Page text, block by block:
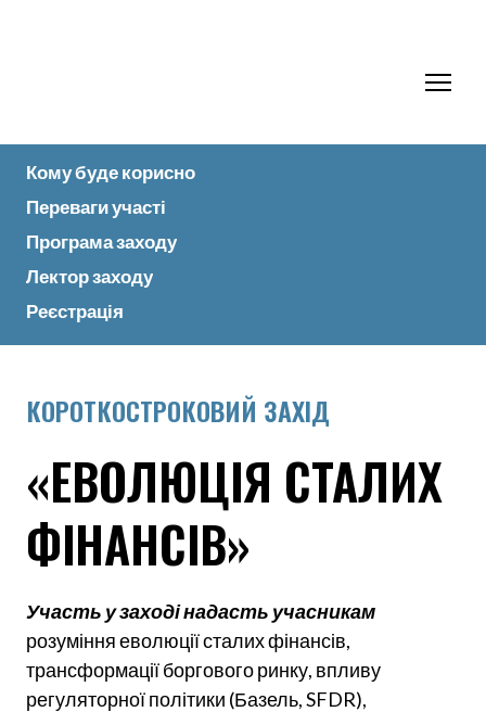
Кому буде корисно
Переваги участі
Програма заходу
Лектор заходу
Реєстрація
КОРОТКОСТРОКОВИЙ ЗАХІД
«ЕВОЛЮЦІЯ СТАЛИХ
ФІНАНСІВ»
Участь у заході надасть учасникам
розуміння еволюції сталих фінансів,
трансформації боргового ринку, впливу
регуляторної політики (Базель, SFDR),